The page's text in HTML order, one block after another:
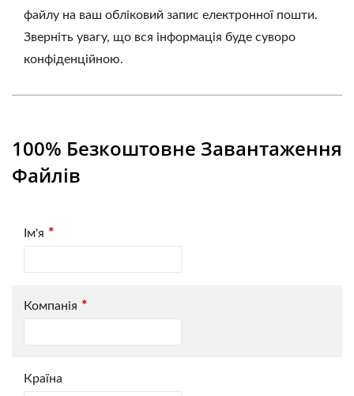
файлу на ваш обліковий запис електронної пошти.
Зверніть увагу, що вся інформація буде суворо
конфіденційною.
100% Безкоштовне Завантаження
Файлів
Ім'я *
Компанія *
Країна